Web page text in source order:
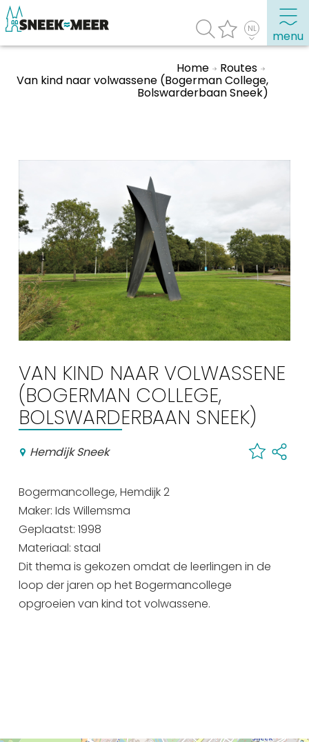
menu
Toeristische informatie
Bezienswaardigheden
Winkelen, uitgaan en doen
Eten, drinken & uitgaan
Watersport
Overnachten
Winkelen
Arrangementen
Jouw Sneek
De Friese meren
Routes
Veel bezochte pagina's:
Top 10 leuke dingen
Vakantie vieren in Sneek
Interactieve plattegrond van Sneek
Home Routes
Van kind naar volwassene (Bogerman College,
Bolswarderbaan Sneek)
VAN KIND NAAR VOLWASSENE
(BOGERMAN COLLEGE,
BOLSWARDERBAAN SNEEK)
Hemdijk Sneek
Bogermancollege, Hemdijk 2
Maker: Ids Willemsma
Geplaatst: 1998
Materiaal: staal
Dit thema is gekozen omdat de leerlingen in de
loop der jaren op het Bogermancollege
opgroeien van kind tot volwassene.